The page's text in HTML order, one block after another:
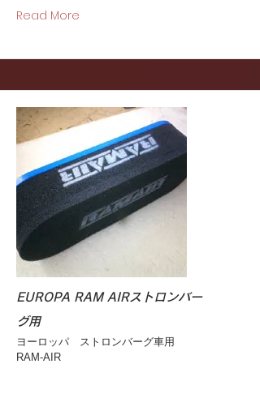
Read More
EUROPA RAM AIRストロンバー
グ用
ヨーロッパ ストロンバーグ車用
RAM-AIR